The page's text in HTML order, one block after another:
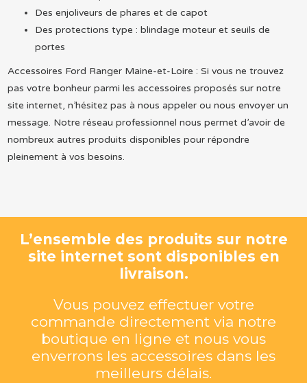
Des enjoliveurs de phares et de capot
Des protections type : blindage moteur et seuils de
portes
Accessoires Ford Ranger Maine-et-Loire : Si vous ne trouvez
pas votre bonheur parmi les accessoires proposés sur notre
site internet, n’hésitez pas à nous appeler ou nous envoyer un
message. Notre réseau professionnel nous permet d’avoir de
nombreux autres produits disponibles pour répondre
pleinement à vos besoins.
L’ensemble des produits sur notre
site internet sont disponibles en
livraison.
Vous pouvez effectuer votre
commande directement via notre
boutique en ligne et nous vous
enverrons les accessoires dans les
meilleurs délais.